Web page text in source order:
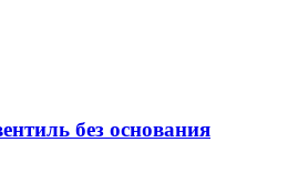
без основания